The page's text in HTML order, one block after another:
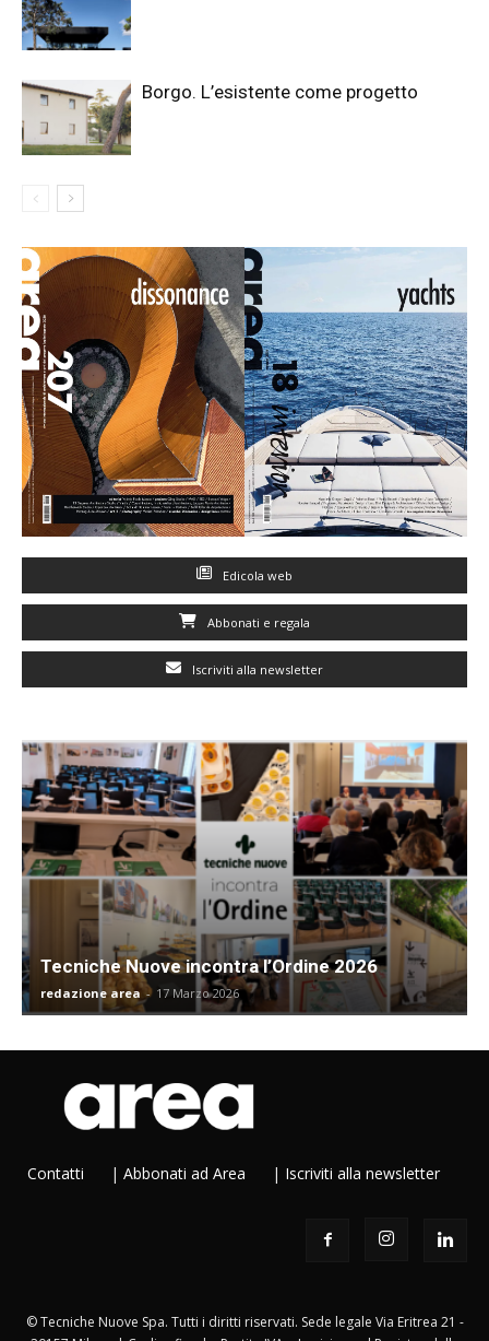
Borgo. L’esistente come progetto
Edicola web
Abbonati e regala
Iscriviti alla newsletter
Tecniche Nuove incontra l’Ordine 2026
redazione area - 17 Marzo 2026
Contatti | Abbonati ad Area | Iscriviti alla newsletter
© Tecniche Nuove Spa. Tutti i diritti riservati. Sede legale Via Eritrea 21 -